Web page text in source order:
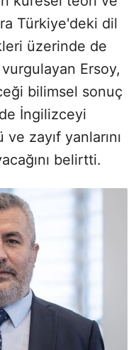
Türkiye'deki dil
üzerinde de
Ersoy,
bilimsel sonuç
İngilizceyi
zayıf yanlarını
belirtti.